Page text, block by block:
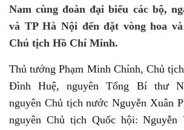
Nam cùng đoàn đại biểu các bộ,
và TP Hà Nội đến đặt vòng hoa
Chủ tịch Hồ Chí Minh.
Thủ tướng Phạm Minh Chính, Chủ
Đình Huệ, nguyên Tổng Bí thư
nguyên Chủ tịch nước Nguyễn Xuân
nguyên Chủ tịch Quốc hội: Nguyễn